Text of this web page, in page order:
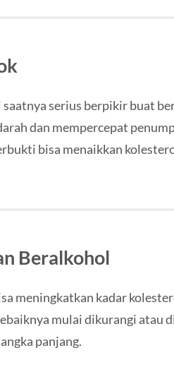
serius berpikir buat
dan mempercepat
bisa menaikkan
Beralkohol
meningkatkan kadar
mulai dikurangi atau
panjang.